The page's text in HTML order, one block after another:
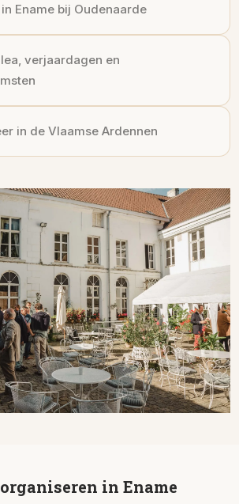
Ename bij Oudenaarde
verjaardagen en
in de Vlaamse Ardennen
in Ename